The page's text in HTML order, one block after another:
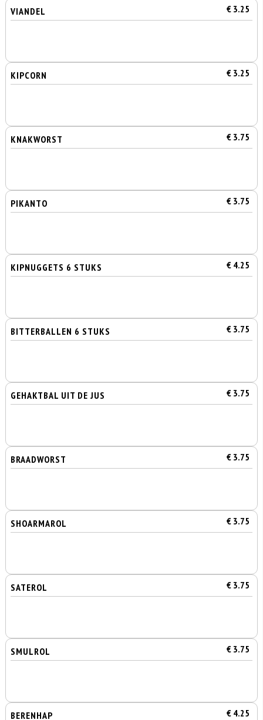
VIANDEL € 3.25
KIPCORN € 3.25
KNAKWORST € 3.75
PIKANTO € 3.75
KIPNUGGETS 6 STUKS € 4.25
BITTERBALLEN 6 STUKS € 3.75
GEHAKTBAL UIT DE JUS € 3.75
BRAADWORST € 3.75
SHOARMAROL € 3.75
SATEROL € 3.75
SMULROL € 3.75
BERENHAP € 4.25